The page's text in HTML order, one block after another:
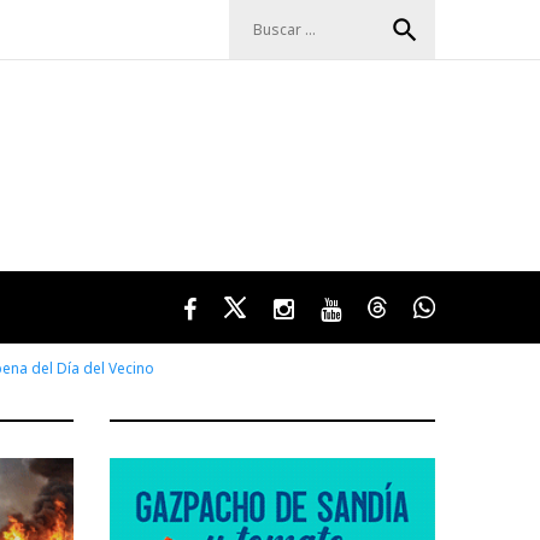
search
FacebookTwitterInstagramYoutubeThreadsWhatsApp
del Día del Vecino